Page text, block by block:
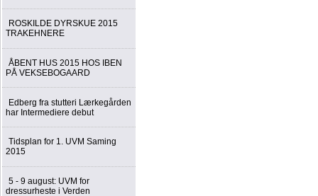
ROSKILDE DYRSKUE 2015
TRAKEHNERE
ÅBENT HUS 2015 HOS IBEN
PÅ VEKSEBOGAARD
Edberg fra stutteri Lærkegården
har Intermediere debut
Tidsplan for 1. UVM Saming
2015
5 - 9 august: UVM for
dressurheste i Verden